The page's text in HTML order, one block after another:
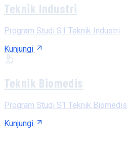
Teknik Industri
Program Studi S1 Teknik Industri
Kunjungi
Teknik Biomedis
Program Studi S1 Teknik Biomedis
Kunjungi